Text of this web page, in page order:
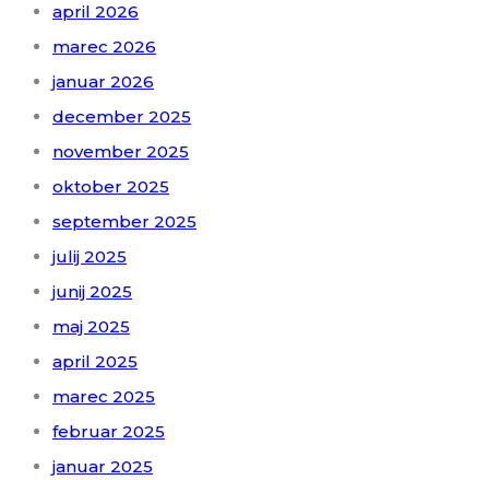
april 2026
marec 2026
januar 2026
december 2025
november 2025
oktober 2025
september 2025
julij 2025
junij 2025
maj 2025
april 2025
marec 2025
februar 2025
januar 2025